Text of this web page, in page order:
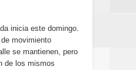
inicia este domingo.
movimiento
se mantienen, pero
de los mismos